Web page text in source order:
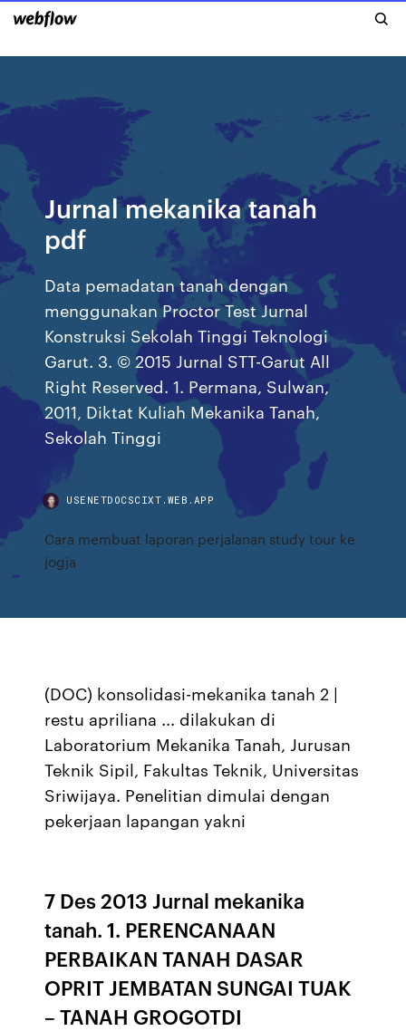
Jurnal mekanika tanah
pdf
Data pemadatan tanah dengan
menggunakan Proctor Test Jurnal
Konstruksi Sekolah Tinggi Teknologi
Garut. 3. © 2015 Jurnal STT-Garut All
Right Reserved. 1. Permana, Sulwan,
2011, Diktat Kuliah Mekanika Tanah,
Sekolah Tinggi
USENETDOCSCIXT.WEB.APP
Cara membuat laporan perjalanan study tour ke
jogja
(DOC) konsolidasi-mekanika tanah 2 |
restu apriliana ... dilakukan di
Laboratorium Mekanika Tanah, Jurusan
Teknik Sipil, Fakultas Teknik, Universitas
Sriwijaya. Penelitian dimulai dengan
pekerjaan lapangan yakni
7 Des 2013 Jurnal mekanika
tanah. 1. PERENCANAAN
PERBAIKAN TANAH DASAR
OPRIT JEMBATAN SUNGAI TUAK
– TANAH GROGOTDI